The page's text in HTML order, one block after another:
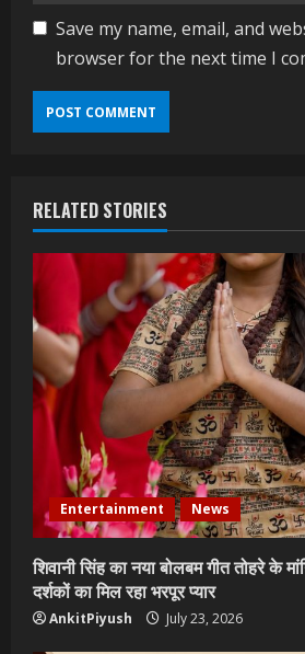
Save my name, email, and
browser for the next time I
RELATED STORIES
Entertainment News
शिवानी सिंह का नया बोलबम गीत तोहरे के
दर्शकों का मिल रहा भरपूर प्यार
AnkitPiyush July 23, 2026